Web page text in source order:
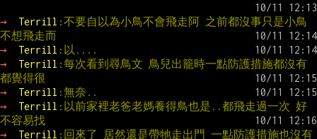
→ Terrill :不要自以為小鳥不會飛走阿 之前都沒事只是小鳥
不想飛走而
→
Terrill :以....
→
Terrill :每次看到尋鳥文 鳥兒出籠時一點防護措施都沒有
都覺得很
→
Terrill :無奈..
→
Terrill :以前家裡老爸老媽養得鳥也是..都飛走過一次 好
不容易找
→
Terrill :回來了 居然還是帶牠走出門 一點防護措施也沒有